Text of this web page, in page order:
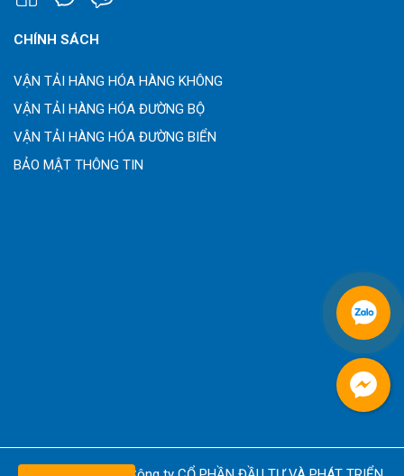
CHÍNH SÁCH
VẬN TẢI HÀNG HÓA HÀNG KHÔNG
VẬN TẢI HÀNG HÓA ĐƯỜNG BỘ
VẬN TẢI HÀNG HÓA ĐƯỜNG BIỂN
BẢO MẬT THÔNG TIN